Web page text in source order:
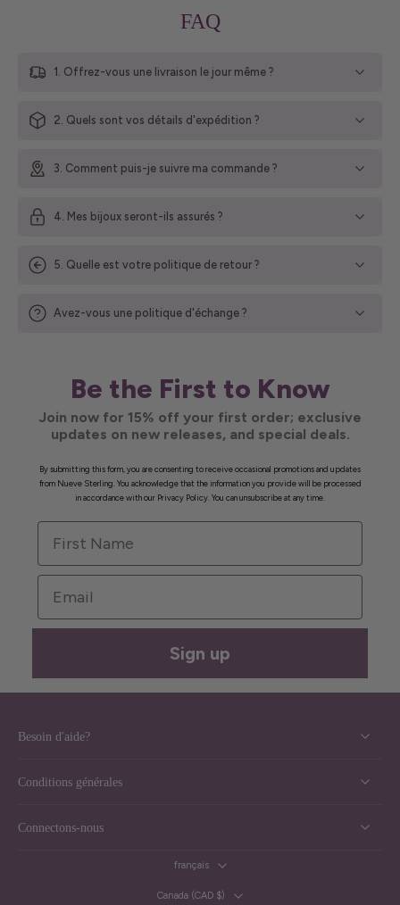
FAQ
1. Offrez-vous une livraison le jour même ?
2. Quels sont vos détails d'expédition ?
3. Comment puis-je suivre ma commande ?
4. Mes bijoux seront-ils assurés ?
5. Quelle est votre politique de retour ?
Avez-vous une politique d'échange ?
Be the First to Know
Join now for 15% off your first order; exclusive
updates on new releases, and special deals.
By submitting this form, you are consenting to receive occasional promotions and updates
from Nueve Sterling. You acknowledge that the information you provide will be processed
in accordance with our Privacy Policy. You can unsubscribe at any time.
First Name
Email
Sign up
Besoin d'aide?
Conditions générales
Connectons-nous
français
Canada ‎(CAD $)‎